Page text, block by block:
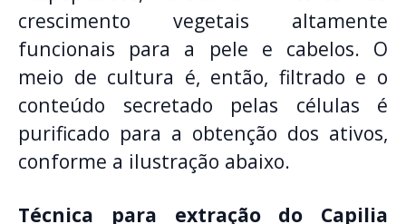
crescimento vegetais altamente
funcionais para a pele e cabelos. O
meio de cultura é, então, filtrado e o
conteúdo secretado pelas células é
purificado para a obtenção dos ativos,
conforme a ilustração abaixo.
Técnica para extração do Capilia